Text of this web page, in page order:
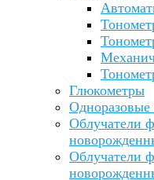
Глюкометры
Одноразовые
Облучатели
Облучатели